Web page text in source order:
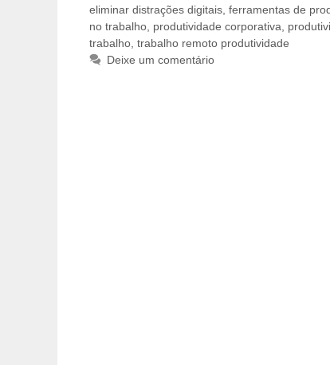
eliminar distrações digitais ferramentas de
no trabalho produtividade corporativa
trabalho trabalho remoto produtividade
Deixe um comentário